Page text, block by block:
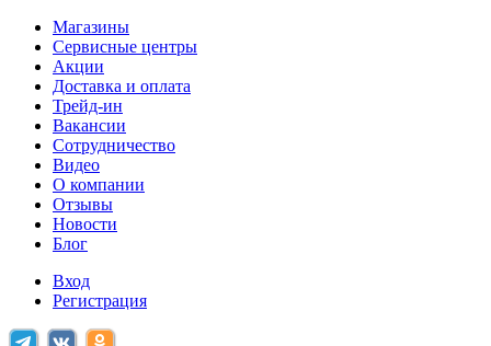
Магазины
Сервисные центры
Акции
Доставка и оплата
Трейд-ин
Вакансии
Сотрудничество
Видео
О компании
Отзывы
Новости
Блог
Вход
Регистрация